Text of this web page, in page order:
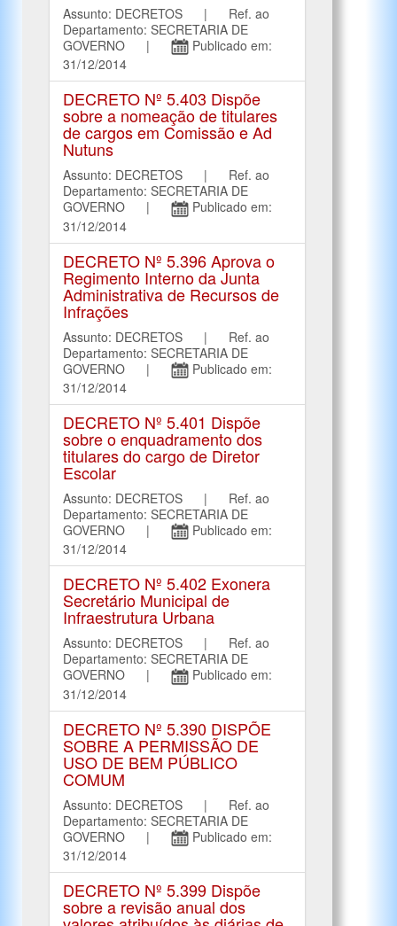
Assunto: DECRETOS | Ref. ao
Departamento: SECRETARIA DE
GOVERNO |
Publicado em:
31/12/2014
DECRETO Nº 5.403 Dispõe
sobre a nomeação de titulares
de cargos em Comissão e Ad
Nutuns
Assunto: DECRETOS | Ref. ao
Departamento: SECRETARIA DE
GOVERNO |
Publicado em:
31/12/2014
DECRETO Nº 5.396 Aprova o
Regimento Interno da Junta
Administrativa de Recursos de
Infrações
Assunto: DECRETOS | Ref. ao
Departamento: SECRETARIA DE
GOVERNO |
Publicado em:
31/12/2014
DECRETO Nº 5.401 Dispõe
sobre o enquadramento dos
titulares do cargo de Diretor
Escolar
Assunto: DECRETOS | Ref. ao
Departamento: SECRETARIA DE
GOVERNO |
Publicado em:
31/12/2014
DECRETO Nº 5.402 Exonera
Secretário Municipal de
Infraestrutura Urbana
Assunto: DECRETOS | Ref. ao
Departamento: SECRETARIA DE
GOVERNO |
Publicado em:
31/12/2014
DECRETO Nº 5.390 DISPÕE
SOBRE A PERMISSÃO DE
USO DE BEM PÚBLICO
COMUM
Assunto: DECRETOS | Ref. ao
Departamento: SECRETARIA DE
GOVERNO |
Publicado em:
31/12/2014
DECRETO Nº 5.399 Dispõe
sobre a revisão anual dos